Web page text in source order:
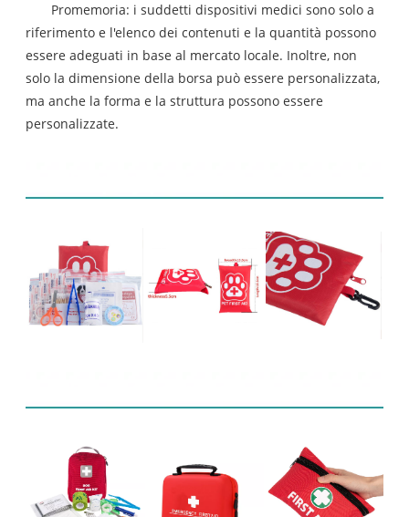
Promemoria: i suddetti dispositivi medici sono solo a
riferimento e l'elenco dei contenuti e la quantità possono
essere adeguati in base al mercato locale. Inoltre, non
solo la dimensione della borsa può essere personalizzata,
ma anche la forma e la struttura possono essere
personalizzate.